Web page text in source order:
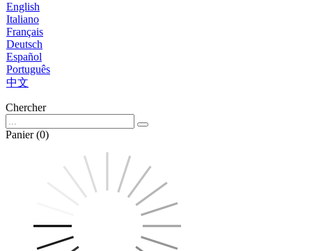
English
Italiano
Français
Deutsch
Español
Português
中文
Chercher
Panier (0)